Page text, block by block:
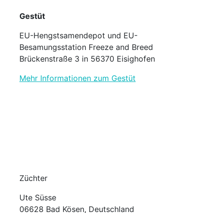
Gestüt
EU-Hengstsamendepot und EU-
Besamungsstation Freeze and Breed
Brückenstraße 3 in 56370 Eisighofen
Mehr Informationen zum Gestüt
Züchter
Ute Süsse
06628 Bad Kösen, Deutschland